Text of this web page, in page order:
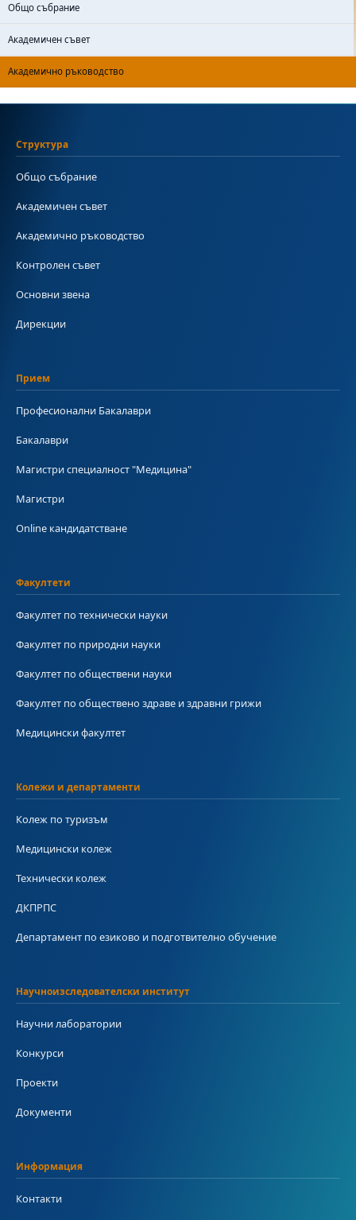
Общо събрание
Академичен съвет
Академично ръководство
Структура
Общо събрание
Академичен съвет
Академично ръководство
Контролен съвет
Основни звена
Дирекции
Прием
Професионални Бакалаври
Бакалаври
Магистри специалност "Медицина"
Магистри
Online кандидатстване
Факултети
Факултет по технически науки
Факултет по природни науки
Факултет по обществени науки
Факултет по обществено здраве и здравни грижи
Медицински факултет
Колежи и департаменти
Колеж по туризъм
Медицински колеж
Технически колеж
ДКПРПС
Департамент по езиково и подготвително обучение
Научноизследователски институт
Научни лаборатории
Конкурси
Проекти
Документи
Информация
Контакти